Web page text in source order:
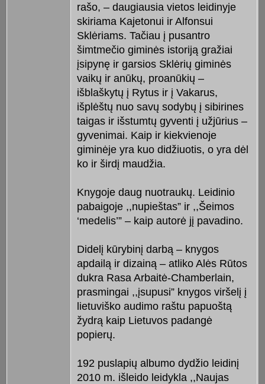
rašo, – daugiausia vietos leidinyje
skiriama Kajetonui ir Alfonsui
Sklėriams. Tačiau į pusantro
šimtmečio giminės istoriją gražiai
įsipynę ir garsios Sklėrių giminės
vaikų ir anūkų, proanūkių –
išblaškytų į Rytus ir į Vakarus,
išplėštų nuo savų sodybų į sibirines
taigas ir išstumtų gyventi į užjūrius –
gyvenimai. Kaip ir kiekvienoje
giminėje yra kuo didžiuotis, o yra dėl
ko ir širdį maudžia.
Knygoje daug nuotraukų. Leidinio
pabaigoje ,,nupieštas” ir ,,Šeimos
‘medelis’” – kaip autorė jį pavadino.
Didelį kūrybinį darbą – knygos
apdailą ir dizainą – atliko Alės Rūtos
dukra Rasa Arbaitė-Chamberlain,
prasmingai ,,įsupusi” knygos viršelį į
lietuviško audimo raštu papuoštą
žydrą kaip Lietuvos padangė
popierų.
192 puslapių albumo dydžio leidinį
2010 m. išleido leidykla ,,Naujas